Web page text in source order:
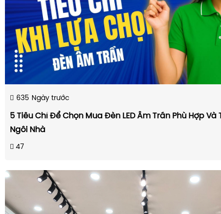
635 Ngày trước
5 Tiêu Chí Để Chọn Mua Đèn LED Âm Trần Phù Hợp Và
Ngôi Nhà
47